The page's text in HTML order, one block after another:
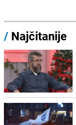
/ Najčitanije